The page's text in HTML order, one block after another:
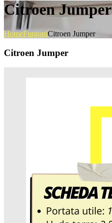
Citroen Jumper
HomeFurgoniCitroen Jumper
Citroen Jumper